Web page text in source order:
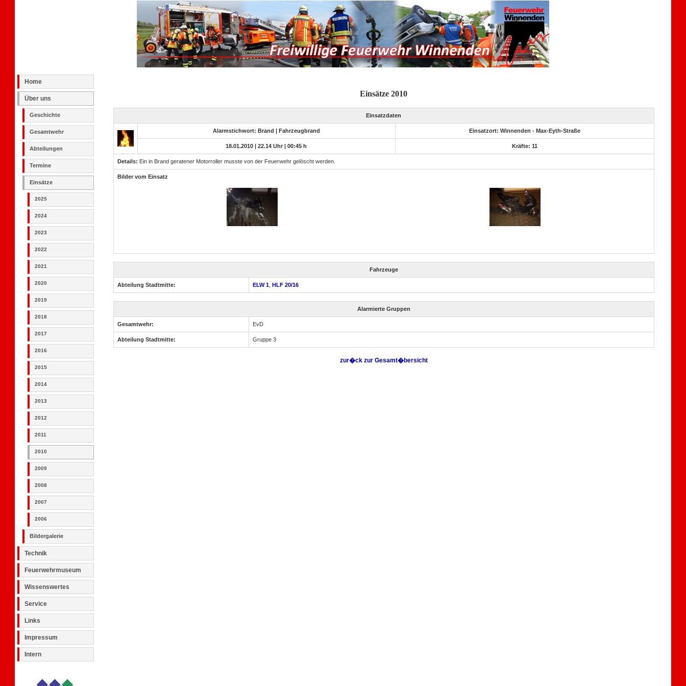
Home
Über uns
Geschichte
Gesamtwehr
Abteilungen
Termine
Einsätze
2025
2024
2023
2022
2021
2020
2019
2018
2017
2016
2015
2014
2013
2012
2011
2010
2009
2008
2007
2006
Bildergalerie
Technik
Feuerwehrmuseum
Wissenswertes
Service
Links
Impressum
Intern
Einsätze 2010
Einsatzdaten
Alarmstichwort: Brand | Fahrzeugbrand Einsatzort: Winnenden - Max-Eyth-Straße
18.01.2010 | 22.14 Uhr | 00:45 h Kräfte: 11
Details: Ein in Brand geratener Motorroller musste von der Feuerwehr gelöscht werden.
Bilder vom Einsatz
Fahrzeuge
Abteilung Stadtmitte: ELW 1, HLF 20/16
Alarmierte Gruppen
Gesamtwehr: EvD
Abteilung Stadtmitte: Gruppe 3
zur�ck zur Gesamt�bersicht